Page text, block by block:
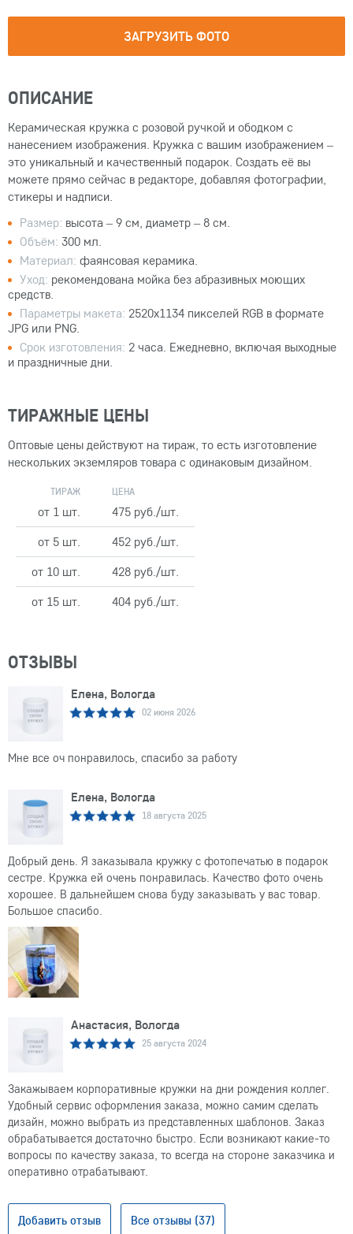
ЗАГРУЗИТЬ ФОТО
ОПИСАНИЕ
Керамическая кружка с розовой ручкой и ободком с
нанесением изображения. Кружка с вашим изображением –
это уникальный и качественный подарок. Создать её вы
можете прямо сейчас в редакторе, добавляя фотографии,
стикеры и надписи.
Размер: высота – 9 см, диаметр – 8 см.
Объём: 300 мл.
Материал: фаянсовая керамика.
Уход: рекомендована мойка без абразивных моющих
средств.
Параметры макета: 2520x1134 пикселей RGB в формате
JPG или PNG.
Срок изготовления: 2 часа. Ежедневно, включая выходные
и праздничные дни.
ТИРАЖНЫЕ ЦЕНЫ
Оптовые цены действуют на тираж, то есть изготовление
нескольких экземляров товара с одинаковым дизайном.
ТИРАЖ ЦЕНА
от 1 шт.
475 руб./шт.
от 5 шт.
452 руб./шт.
от 10 шт.
428 руб./шт.
от 15 шт.
404 руб./шт.
ОТЗЫВЫ
Елена, Вологда
02 июня 2026
Мне все оч понравилось, спасибо за работу
Елена, Вологда
18 августа 2025
Добрый день. Я заказывала кружку с фотопечатью в подарок
сестре. Кружка ей очень понравилась. Качество фото очень
хорошее. В дальнейшем снова буду заказывать у вас товар.
Большое спасибо.
Анастасия, Вологда
25 августа 2024
Закажываем корпоративные кружки на дни рождения коллег.
Удобный сервис оформления заказа, можно самим сделать
дизайн, можно выбрать из представленных шаблонов. Заказ
обрабатывается достаточно быстро. Если возникают какие-то
вопросы по качеству заказа, то всегда на стороне заказчика и
оперативно отрабатывают.
Добавить отзыв Все отзывы (37)